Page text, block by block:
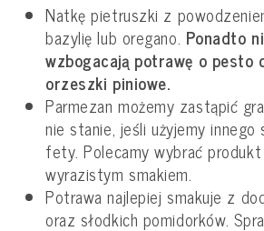
Natkę pietruszki z
bazylię lub oregano. Ponadto
wzbogacają potrawę o pesto
orzeszki piniowe.
Parmezan możemy zastąpić
nie stanie, jeśli użyjemy innego
fety. Polecamy wybrać
wyrazistym smakiem.
Potrawa najlepiej smakuje z
oraz słodkich pomidorków.